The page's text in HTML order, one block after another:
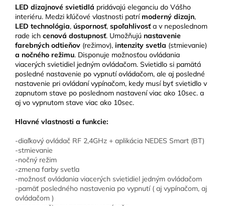
LED dizajnové svietidlá pridávajú eleganciu do Vášho
interiéru. Medzi kľúčové vlastnosti patrímoderný dizajn,
LED technológia, úspornosť, spoľahlivosť a v neposlednom
rade ich cenová dostupnosť. Umožňujú nastavenie
farebných odtieňov (režimov), intenzity svetla (stmievanie)
a nočného režimu. Disponuje možnosťou ovládania
viacerých svietidiel jedným ovládačom. Svietidlo si pamätá
posledné nastavenie po vypnutí ovládačom, ale aj posledné
nastavenie pri ovládaní vypínačom, kedy musí byť svietidlo v
zapnutom stave po poslednom nastavení viac ako 10sec. a
aj vo vypnutom stave viac ako 10sec.
Hlavné vlastnosti a funkcie:
-diaľkový ovládač RF 2,4GHz + aplikácia NEDES Smart (BT)
-stmievanie
-nočný režim
-zmena farby svetla
-možnosť ovládania viacerých svietidiel jedným ovládačom
-pamäť posledného nastavenia po vypnutí ( aj vypínačom, aj
ovládačom )